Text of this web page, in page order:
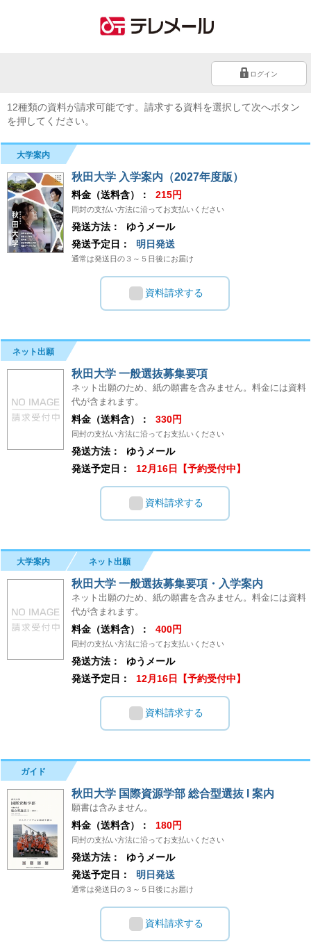
ログイン
12種類の資料が請求可能です。請求する資料を選択して次へボタン
を押してください。
大学案内
秋田大学 入学案内（2027年度版）
料金（送料含）： 215円
同封の支払い方法に沿ってお支払いください
発送方法：
ゆうメール
発送予定日：
明日発送
通常は発送日の３～５日後にお届け
資料請求する
ネット出願
秋田大学 一般選抜募集要項
ネット出願のため、紙の願書を含みません。料金には資料
代が含まれます。
料金（送料含）： 330円
同封の支払い方法に沿ってお支払いください
発送方法：
ゆうメール
発送予定日：
12月16日【予約受付中】
資料請求する
大学案内 ネット出願
秋田大学 一般選抜募集要項・入学案内
ネット出願のため、紙の願書を含みません。料金には資料
代が含まれます。
料金（送料含）： 400円
同封の支払い方法に沿ってお支払いください
発送方法：
ゆうメール
発送予定日：
12月16日【予約受付中】
資料請求する
ガイド
秋田大学 国際資源学部 総合型選抜 I 案内
願書は含みません。
料金（送料含）： 180円
同封の支払い方法に沿ってお支払いください
発送方法：
ゆうメール
発送予定日：
明日発送
通常は発送日の３～５日後にお届け
資料請求する